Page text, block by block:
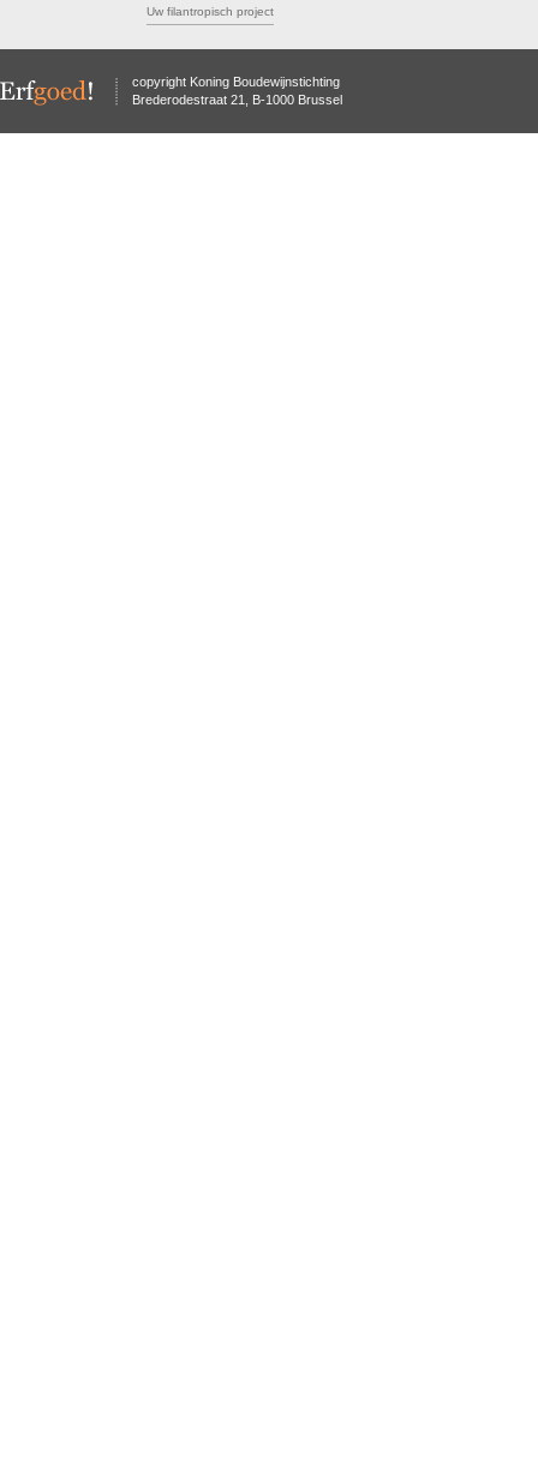
Uw filantropisch project
copyright Koning Boudewijnstichting
Brederodestraat 21, B-1000 Brussel